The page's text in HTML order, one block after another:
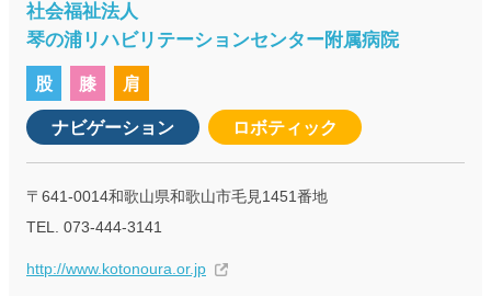
社会福祉法人
琴の浦リハビリテーションセンター附属病院
股 膝 肩
ナビゲーション ロボティック
〒641-0014和歌山県和歌山市毛見1451番地
TEL. 073-444-3141
http://www.kotonoura.or.jp